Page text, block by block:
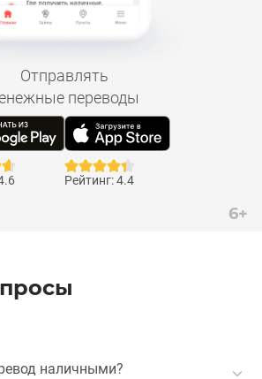
Отправлять
переводы
Рейтинг: 4.4
6+
наличными?